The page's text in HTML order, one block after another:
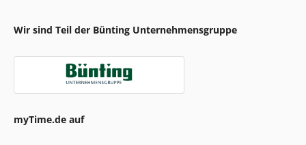
Wir sind Teil der Bünting Unternehmensgruppe
myTime.de auf